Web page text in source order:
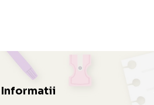
Informatii